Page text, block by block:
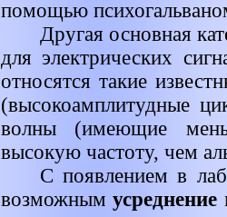
помощью
Другая основная
для электрических
относятся такие
(высокоамплитудные
волны (имеющие
высокую частоту, чем
С появлением в
возможнымусреднение